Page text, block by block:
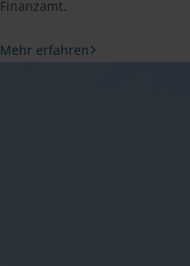
Finanzamt.
Mehr erfahren